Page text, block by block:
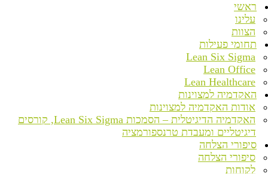
ראשי
עלינו
הצוות
תחומי פעילות
Lean Six Sigma
Lean Office
Lean Healthcare
האקדמיה למצוינות
אודות האקדמיה למצוינות
האקדמיה הדיגיטלית – הסמכות Lean Six Sigma, קורסים
דיגיטליים ומעבדת טרנספורמציה
סיפורי הצלחה
סיפורי הצלחה
לקוחות